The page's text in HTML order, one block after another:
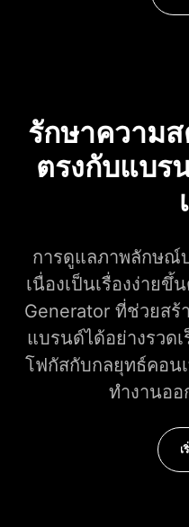
รักษาความ
ตรงกับแบร
การดูแลภาพลักษณ์
เนื่องเป็นเรื่องง่ายขึ้
Generator ที่ช่วยส
แบรนด์ได้อย่างรวด
โฟกัสกับกลยุทธ์คอน
ทำงานอ
เ